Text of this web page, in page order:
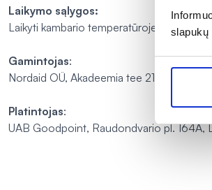
slapukų
Laikymo sąlygos:
Laikyti kambario temperatūroje, vengti
Gamintojas:
Nordaid OÜ, Akadeemia tee 21/1,Tallinn,
Platintojas:
UAB Goodpoint, Raudondvario pl. 164A,